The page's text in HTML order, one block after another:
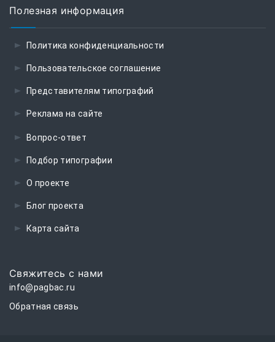
Полезная информация
Политика конфиденциальности
Пользовательское соглашение
Представителям типографий
Реклама на сайте
Вопрос-ответ
Подбор типографии
О проекте
Блог проекта
Карта сайта
Свяжитесь с нами
info@pagbac.ru
Обратная связь